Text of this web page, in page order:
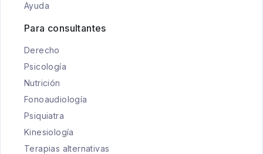
Ayuda
Para consultantes
Derecho
Psicología
Nutrición
Fonoaudiología
Psiquiatra
Kinesiología
Terapias alternativas